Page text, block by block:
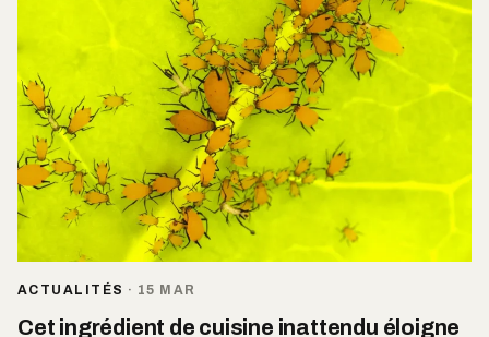
ACTUALITÉS · 15 MAR
Cet ingrédient de cuisine inattendu éloigne